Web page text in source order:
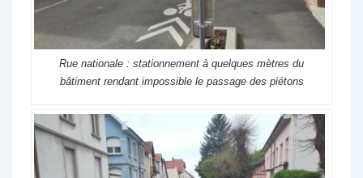
Rue nationale : stationnement à quelques mètres du
bâtiment rendant impossible le passage des piétons